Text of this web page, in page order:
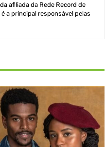
afiliada da Rede Record de
a principal responsável pelas